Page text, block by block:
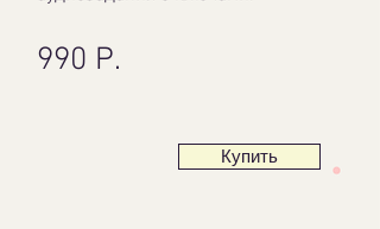
990 Р.
Купить